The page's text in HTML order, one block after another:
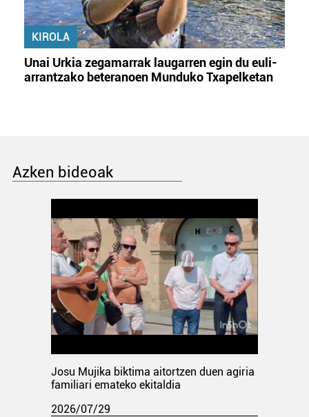
KIROLA
Unai Urkia zegamarrak laugarren egin du euli-
arrantzako beteranoen Munduko Txapelketan
Azken bideoak
Josu Mujika biktima aitortzen duen agiria
familiari emateko ekitaldia
2026/07/29